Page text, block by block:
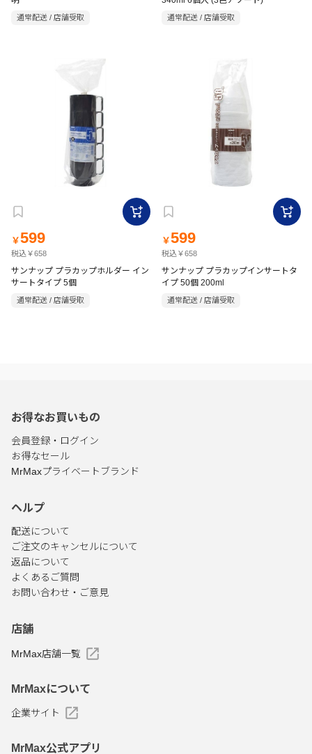
通常配送 / 店舗受取 通常配送 / 店舗受取
￥599
税込￥658
サンナップ プラカップホルダー イン
サートタイプ 5個
通常配送 / 店舗受取
￥599
税込￥658
サンナップ プラカップインサートタ
イプ 50個 200ml
通常配送 / 店舗受取
お得なお買いもの
会員登録・ログイン
お得なセール
MrMaxプライベートブランド
ヘルプ
配送について
ご注文のキャンセルについて
返品について
よくあるご質問
お問い合わせ・ご意見
店舗
MrMax店舗一覧
MrMaxについて
企業サイト
MrMax公式アプリ